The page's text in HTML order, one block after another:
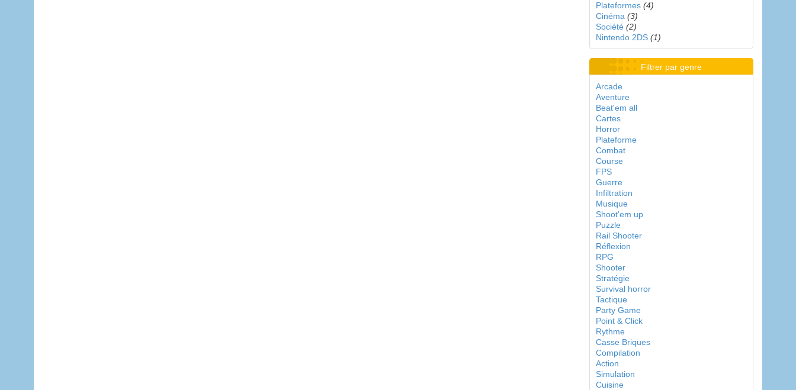
Plateformes (4)
Cinéma (3)
Société (2)
Nintendo 2DS (1)
Filtrer par genre
Arcade
Aventure
Beat'em all
Cartes
Horror
Plateforme
Combat
Course
FPS
Guerre
Infiltration
Musique
Shoot'em up
Puzzle
Rail Shooter
Réflexion
RPG
Shooter
Stratégie
Survival horror
Tactique
Party Game
Point & Click
Rythme
Casse Briques
Compilation
Action
Simulation
Cuisine